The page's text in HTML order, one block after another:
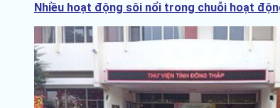
Nhiều hoạt động sôi nổi trong chuỗi hoạt